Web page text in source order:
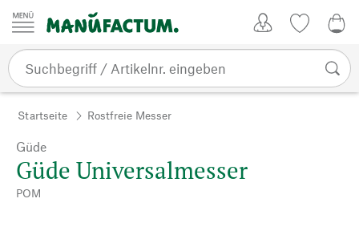
Zum Inhalt springen
Startseite Rostfreie Messer
Güde
Güde Universalmesser
POM